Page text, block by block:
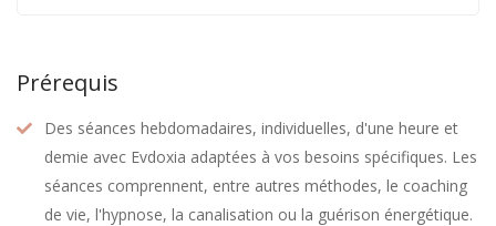
Prérequis
Des séances hebdomadaires, individuelles, d'une heure et
demie avec Evdoxia adaptées à vos besoins spécifiques. Les
séances comprennent, entre autres méthodes, le coaching
de vie, l'hypnose, la canalisation ou la guérison énergétique.